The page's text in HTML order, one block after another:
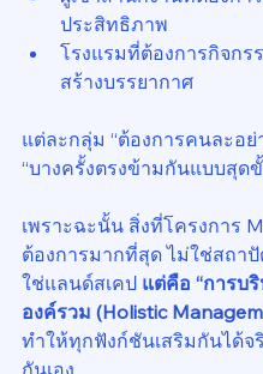
ประสิทธิภาพ
โรงแรมที่ต้องการกิจกร
สร้างบรรยากาศ
แต่ละกลุ่ม “ต้องการคนละอย่
“บางครั้งตรงข้ามกันแบบสุดขั้
เพราะฉะนั้น สิ่งที่โครงการ
ต้องการมากที่สุด ไม่ใช่สถา
ใช่แลนด์สเคป แต่คือ “การบ
องค์รวม (Holistic
ทำให้ทุกฟังก์ชันเสริมกันได้จ
กันเอง